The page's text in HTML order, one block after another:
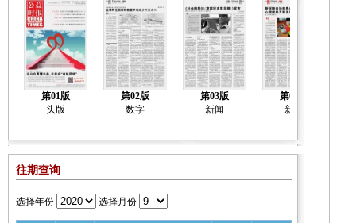
第01版
头版
第02版
数字
第03版
新闻
第04版
新闻
往期查询
选择年份 选择月份